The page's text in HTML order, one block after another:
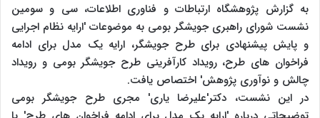
به گزارش پژوهشگاه ارتباطات و فناوری اطلاعات،‌ سی و سومین
نشست شورای راهبری جویشگر بومی به موضوعات 'ارایه نظام اجرایی
و پایش پیشنهادی برای طرح جویشگر، ارایه یک مدل برای ادامه
فراخوان‌ های طرح، رویداد کارآفرینی طرح جویشگر بومی و رویداد
چالش و نوآوری پژوهش' اختصاص یافت.
در این نشست، دکتر'علیرضا یاری' مجری طرح جویشگر بومی